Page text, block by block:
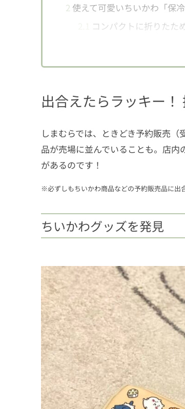
2 使えて可愛いちいかわ「保冷
コンパクトに折りたた
3いろいろ入って便利な「テ
3.2100均で買えるウェッ
出合えたらラッキー
しまむらでは、ときどき予約販売
品が売場に並んでいることも。店
があるのです！
※必ずしもちいかわ商品などの予約販売品に出
ちいかわグッズを発見